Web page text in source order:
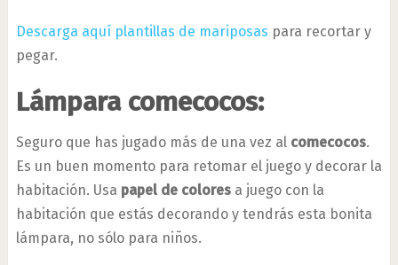
Descarga aquí plantillas de mariposas para recortar y
pegar.
Lámpara comecocos:
Seguro que has jugado más de una vez al comecocos.
Es un buen momento para retomar el juego y decorar la
habitación. Usa papel de coloresa juego con la
habitación que estás decorando y tendrás esta bonita
lámpara, no sólo para niños.